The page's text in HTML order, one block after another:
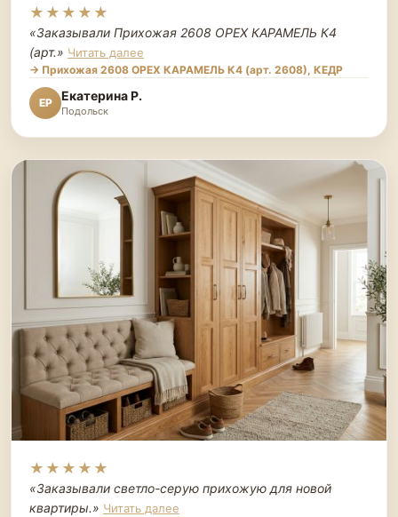
★★★★★
«Заказывали Прихожая 2608 ОРЕХ КАРАМЕЛЬ К4
(арт.» Читать далее
→ Прихожая 2608 ОРЕХ КАРАМЕЛЬ К4 (арт. 2608), КЕДР
ЕР Екатерина Р.
Подольск
★★★★★
«Заказывали светло-серую прихожую для новой
квартиры.» Читать далее